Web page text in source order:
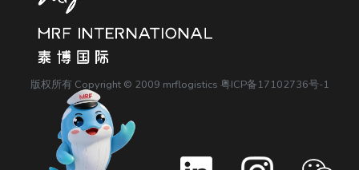
版权所有 Copyright © 2009 mrflogistics 粤ICP备17102736号-1